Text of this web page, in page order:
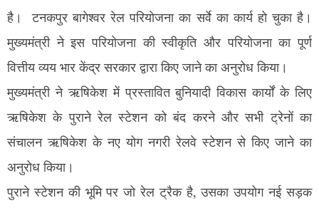
है। टनकपुर बागेश्वर रेल परियोजना का सर्वे का कार्य हो चुका है।
मुख्यमंत्री ने इस परियोजना की स्वीकृति और परियोजना का पूर्ण
वित्तीय व्यय भार केंद्र सरकार द्वारा किए जाने का अनुरोध किया।
मुख्यमंत्री ने ऋषिकेश में प्रस्तावित बुनियादी विकास कार्यों के लिए
ऋषिकेश के पुराने रेल स्टेशन को बंद करने और सभी ट्रेनों का
संचालन ऋषिकेश के नए योग नगरी रेलवे स्टेशन से किए जाने का
अनुरोध किया।
पुराने स्टेशन की भूमि पर जो रेल ट्रैक है, उसका उपयोग नई सड़क